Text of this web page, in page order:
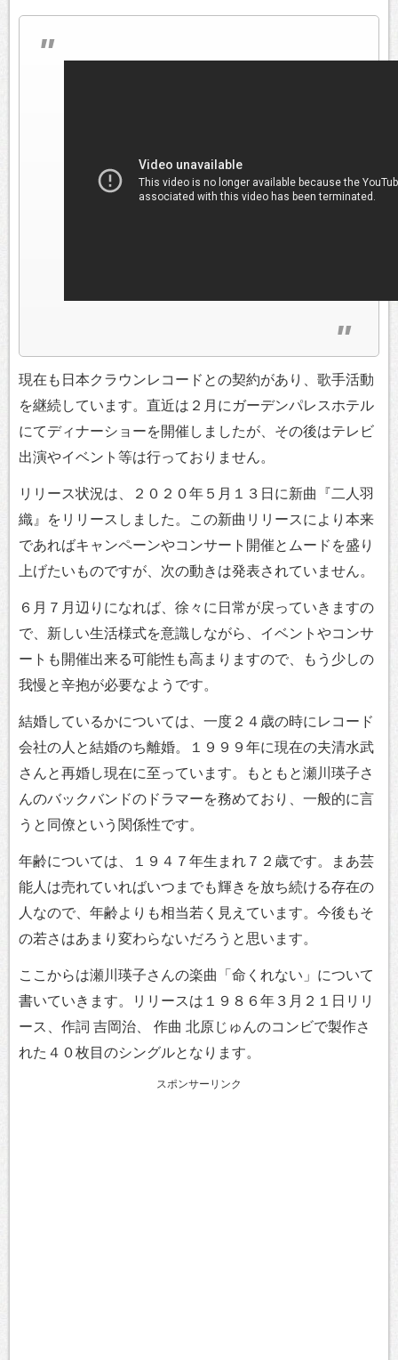
現在も日本クラウンレコードとの契約があり、歌手活動
を継続しています。直近は２月にガーデンパレスホテル
にてディナーショーを開催しましたが、その後はテレビ
出演やイベント等は行っておりません。
リリース状況は、２０２０年５月１３日に新曲『二人羽
織』をリリースしました。この新曲リリースにより本来
であればキャンペーンやコンサート開催とムードを盛り
上げたいものですが、次の動きは発表されていません。
６月７月辺りになれば、徐々に日常が戻っていきますの
で、新しい生活様式を意識しながら、イベントやコンサ
ートも開催出来る可能性も高まりますので、もう少しの
我慢と辛抱が必要なようです。
結婚しているかについては、一度２４歳の時にレコード
会社の人と結婚のち離婚。１９９９年に現在の夫清水武
さんと再婚し現在に至っています。もともと瀬川瑛子さ
んのバックバンドのドラマーを務めており、一般的に言
うと同僚という関係性です。
年齢については、１９４７年生まれ７２歳です。まあ芸
能人は売れていればいつまでも輝きを放ち続ける存在の
人なので、年齢よりも相当若く見えています。今後もそ
の若さはあまり変わらないだろうと思います。
ここからは瀬川瑛子さんの楽曲「命くれない」について
書いていきます。リリースは１９８６年３月２１日リリ
ース、作詞 吉岡治、 作曲 北原じゅんのコンビで製作さ
れた４０枚目のシングルとなります。
スポンサーリンク